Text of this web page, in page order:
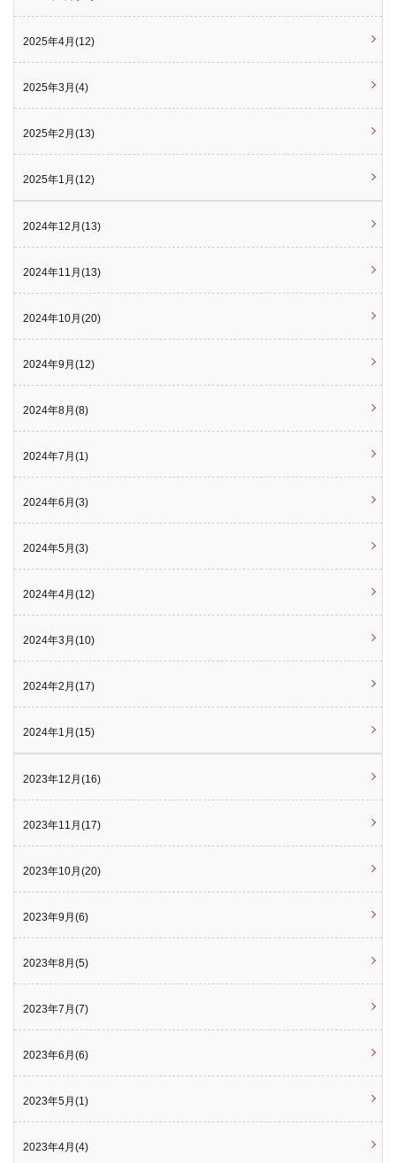
2025年4月(12)
2025年3月(4)
2025年2月(13)
2025年1月(12)
2024年12月(13)
2024年11月(13)
2024年10月(20)
2024年9月(12)
2024年8月(8)
2024年7月(1)
2024年6月(3)
2024年5月(3)
2024年4月(12)
2024年3月(10)
2024年2月(17)
2024年1月(15)
2023年12月(16)
2023年11月(17)
2023年10月(20)
2023年9月(6)
2023年8月(5)
2023年7月(7)
2023年6月(6)
2023年5月(1)
2023年4月(4)